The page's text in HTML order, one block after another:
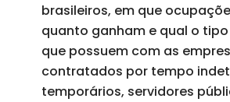
brasileiros, em que
quanto ganham e qual o
que possuem com as
contratados por tempo
temporários, servidores